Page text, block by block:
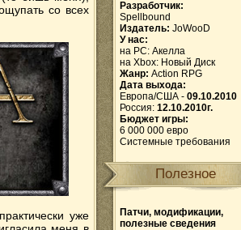
со всех
уже
Разработчик:
Spellbound
Издатель: JoWooD
У нас:
на PC: Акелла
на Xbox: Новый Диск
Жанр: Action RPG
Дата выхода:
Европа/США - 09.10.2010
Россия: 12.10.2010г.
Бюджет игры:
6 000 000 евро
Системные требования
Полезное
Патчи, модификации,
полезные сведения